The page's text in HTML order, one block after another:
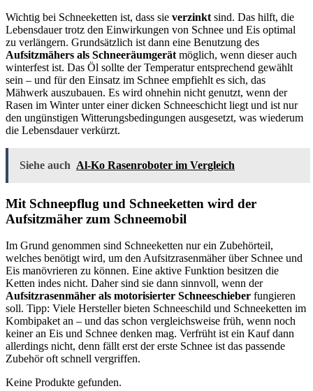
Wichtig bei Schneeketten ist, dass sie verzinkt sind. Das hilft, die
Lebensdauer trotz den Einwirkungen von Schnee und Eis optimal
zu verlängern. Grundsätzlich ist dann eine Benutzung des
Aufsitzmähers als Schneeräumgerät möglich, wenn dieser auch
winterfest ist. Das Öl sollte der Temperatur entsprechend gewählt
sein – und für den Einsatz im Schnee empfiehlt es sich, das
Mähwerk auszubauen. Es wird ohnehin nicht genutzt, wenn der
Rasen im Winter unter einer dicken Schneeschicht liegt und ist nur
den ungünstigen Witterungsbedingungen ausgesetzt, was wiederum
die Lebensdauer verkürzt.
Siehe auch Al-Ko Rasenroboter im Vergleich
Mit Schneepflug und Schneeketten wird der
Aufsitzmäher zum Schneemobil
Im Grund genommen sind Schneeketten nur ein Zubehörteil,
welches benötigt wird, um den Aufsitzrasenmäher über Schnee und
Eis manövrieren zu können. Eine aktive Funktion besitzen die
Ketten indes nicht. Daher sind sie dann sinnvoll, wenn der
Aufsitzrasenmäher als motorisierter Schneeschieber fungieren
soll. Tipp: Viele Hersteller bieten Schneeschild und Schneeketten im
Kombipaket an – und das schon vergleichsweise früh, wenn noch
keiner an Eis und Schnee denken mag. Verfrüht ist ein Kauf dann
allerdings nicht, denn fällt erst der erste Schnee ist das passende
Zubehör oft schnell vergriffen.
Keine Produkte gefunden.